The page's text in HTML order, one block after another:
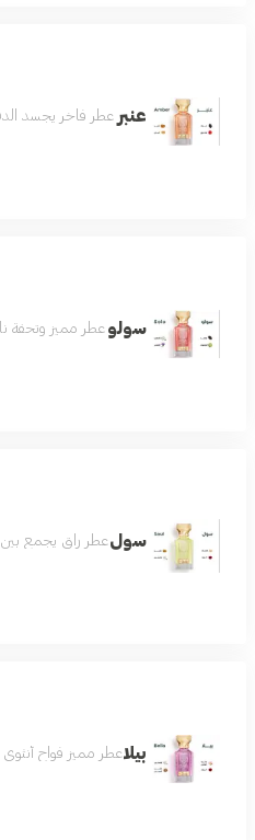
عنبر عطر فاخر يجسد
سولو عطر مميز وتحفة
سول عطر راق يجمع بين
بيلاعطر مميز فواح